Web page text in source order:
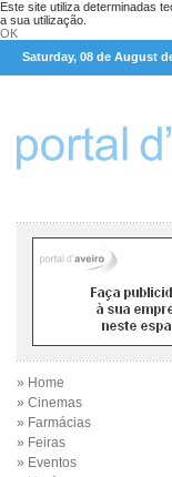
Este site utiliza determinadas
a sua utilização.
OK
Saturday, 08 de August
» Home
» Cinemas
» Farmácias
» Feiras
» Eventos